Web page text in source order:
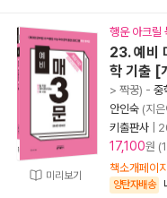
미리보기
행운 아크릴
23. 예비
학 기출 [
> 짝꿍) - 중
안인숙 (지
키출판사
17,100원
책소개페이
양탄자배송